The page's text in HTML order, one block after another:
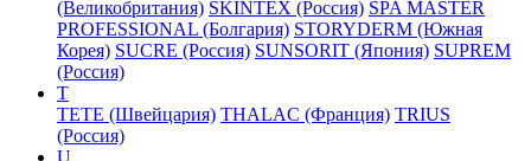
(Великобритания) SKINTEX (Россия) SPA MASTER
PROFESSIONAL (Болгария) STORYDERM (Южная
Корея) SUCRE (Россия) SUNSORIT (Япония) SUPREM
(Россия)
T
TETE (Швейцария) THALAC (Франция) TRIUS
(Россия)
U